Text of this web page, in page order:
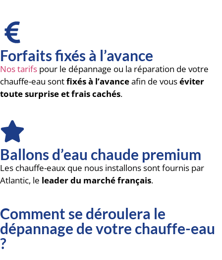
Forfaits fixés à l’avance
Nos tarifs pour le dépannage ou la réparation de votre
chauffe-eau sontfixés à l’avanceafin de vouséviter
toute surprise et frais cachés.
Ballons d’eau chaude premium
Les chauffe-eaux que nous installons sont fournis par
Atlantic, le leader du marché français.
Comment se déroulera le
dépannage de votre chauffe-eau
?